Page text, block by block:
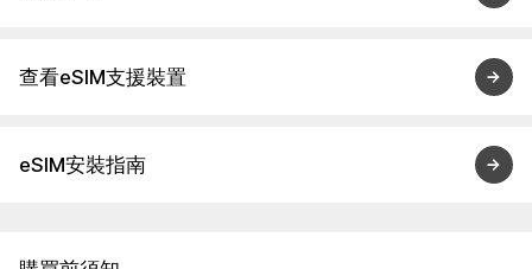
查看eSIM支援裝置
eSIM安裝指南